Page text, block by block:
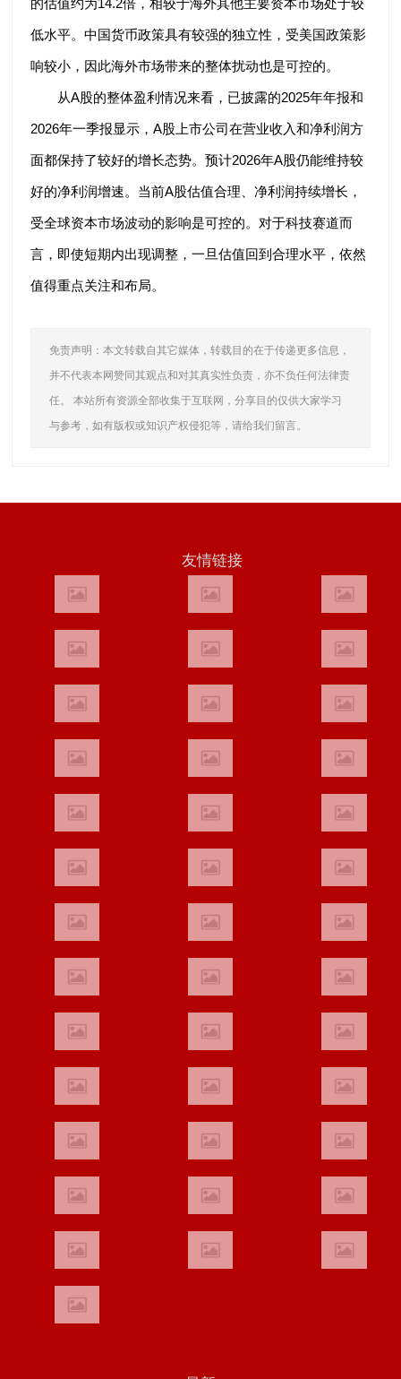
的估值约为14.2倍，相较于海外其他主要资本市场处于较
低水平。中国货币政策具有较强的独立性，受美国政策影
响较小，因此海外市场带来的整体扰动也是可控的。
从A股的整体盈利情况来看，已披露的2025年年报和
2026年一季报显示，A股上市公司在营业收入和净利润方
面都保持了较好的增长态势。预计2026年A股仍能维持较
好的净利润增速。当前A股估值合理、净利润持续增长，
受全球资本市场波动的影响是可控的。对于科技赛道而
言，即使短期内出现调整，一旦估值回到合理水平，依然
值得重点关注和布局。
免责声明：本文转载自其它媒体，转载目的在于传递更多信息，
并不代表本网赞同其观点和对其真实性负责，亦不负任何法律责
任。 本站所有资源全部收集于互联网，分享目的仅供大家学习
与参考，如有版权或知识产权侵犯等，请给我们留言。
友情链接